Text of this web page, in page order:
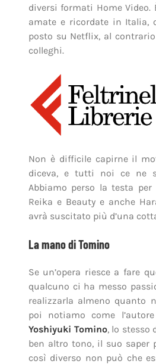
diversi formati Home
amate e ricordate in Italia,
posto su Netflix, al
colleghi.
Non è difficile capirne il
diceva, e tutti noi ce ne
Abbiamo perso la testa
Reika e Beauty e anche
avrà suscitato più d’una
La mano di Tomino
Se un’opera riesce a fare
qualcuno ci ha messo
realizzarla almeno quanto
poi notiamo come
Yoshiyuki Tomino, lo stesso
ben altro tono, il suo saper
così diverso non può che